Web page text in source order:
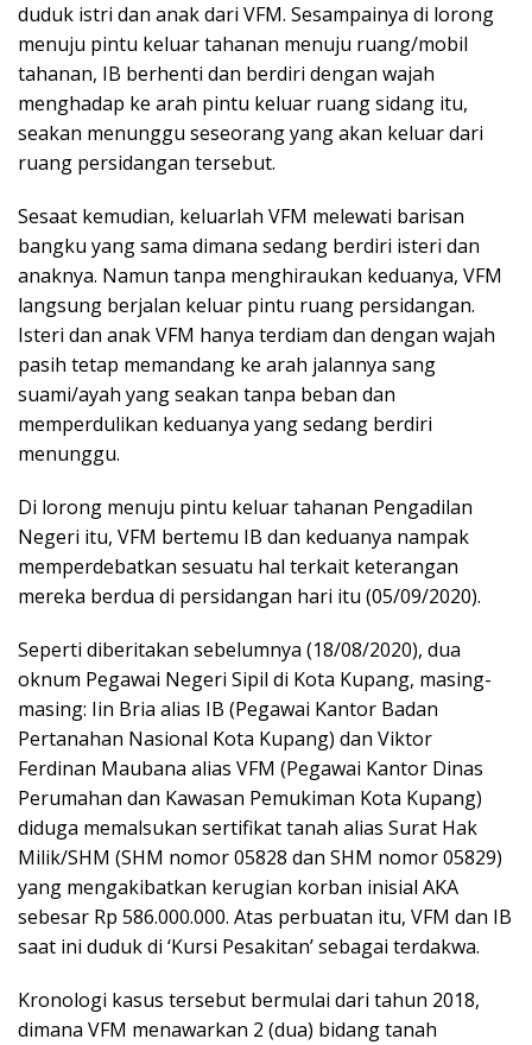
duduk istri dan anak dari VFM. Sesampainya di lorong
menuju pintu keluar tahanan menuju ruang/mobil
tahanan, IB berhenti dan berdiri dengan wajah
menghadap ke arah pintu keluar ruang sidang itu,
seakan menunggu seseorang yang akan keluar dari
ruang persidangan tersebut.
Sesaat kemudian, keluarlah VFM melewati barisan
bangku yang sama dimana sedang berdiri isteri dan
anaknya. Namun tanpa menghiraukan keduanya, VFM
langsung berjalan keluar pintu ruang persidangan.
Isteri dan anak VFM hanya terdiam dan dengan wajah
pasih tetap memandang ke arah jalannya sang
suami/ayah yang seakan tanpa beban dan
memperdulikan keduanya yang sedang berdiri
menunggu.
Di lorong menuju pintu keluar tahanan Pengadilan
Negeri itu, VFM bertemu IB dan keduanya nampak
memperdebatkan sesuatu hal terkait keterangan
mereka berdua di persidangan hari itu (05/09/2020).
Seperti diberitakan sebelumnya (18/08/2020), dua
oknum Pegawai Negeri Sipil di Kota Kupang, masing-
masing: Iin Bria alias IB (Pegawai Kantor Badan
Pertanahan Nasional Kota Kupang) dan Viktor
Ferdinan Maubana alias VFM (Pegawai Kantor Dinas
Perumahan dan Kawasan Pemukiman Kota Kupang)
diduga memalsukan sertifikat tanah alias Surat Hak
Milik/SHM (SHM nomor 05828 dan SHM nomor 05829)
yang mengakibatkan kerugian korban inisial AKA
sebesar Rp 586.000.000. Atas perbuatan itu, VFM dan IB
saat ini duduk di ‘Kursi Pesakitan’ sebagai terdakwa.
Kronologi kasus tersebut bermulai dari tahun 2018,
dimana VFM menawarkan 2 (dua) bidang tanah